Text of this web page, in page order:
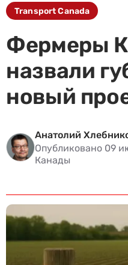
Transport Canada
Фермеры
назвали
новый
Анатолий
Опубликовано 09
Канады